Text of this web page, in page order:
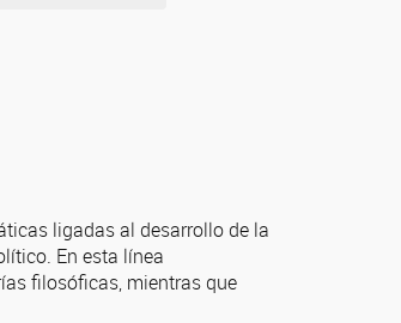
ligadas al desarrollo de la
En esta línea
filosóficas, mientras que